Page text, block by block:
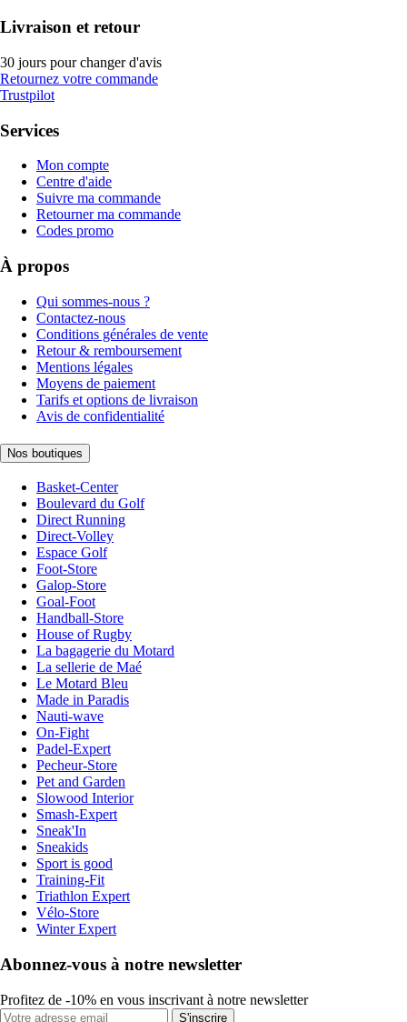
Livraison et retour
30 jours pour changer d'avis
Retournez votre commande
Trustpilot
Services
Mon compte
Centre d'aide
Suivre ma commande
Retourner ma commande
Codes promo
À propos
Qui sommes-nous ?
Contactez-nous
Conditions générales de vente
Retour & remboursement
Mentions légales
Moyens de paiement
Tarifs et options de livraison
Avis de confidentialité
Nos boutiques
Basket-Center
Boulevard du Golf
Direct Running
Direct-Volley
Espace Golf
Foot-Store
Galop-Store
Goal-Foot
Handball-Store
House of Rugby
La bagagerie du Motard
La sellerie de Maé
Le Motard Bleu
Made in Paradis
Nauti-wave
On-Fight
Padel-Expert
Pecheur-Store
Pet and Garden
Slowood Interior
Smash-Expert
Sneak'In
Sneakids
Sport is good
Training-Fit
Triathlon Expert
Vélo-Store
Winter Expert
Abonnez-vous à notre newsletter
Profitez de -10% en vous inscrivant à notre newsletter
S'inscrire